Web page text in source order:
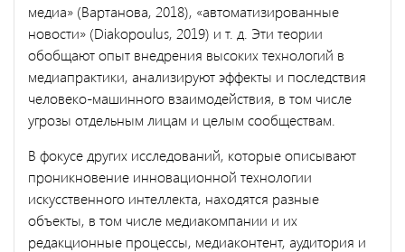
медиа» (Вартанова, 2018), «автоматизированные
новости» (Diakopoulus, 2019) и т. д. Эти теории
обобщают опыт внедрения высоких технологий в
медиапрактики, анализируют эффекты и последствия
человеко-машинного взаимодействия, в том числе
угрозы отдельным лицам и целым сообществам.
В фокусе других исследований, которые описывают
проникновение инновационной технологии
искусственного интеллекта, находятся разные
объекты, в том числе медиакомпании и их
редакционные процессы, медиаконтент, аудитория и